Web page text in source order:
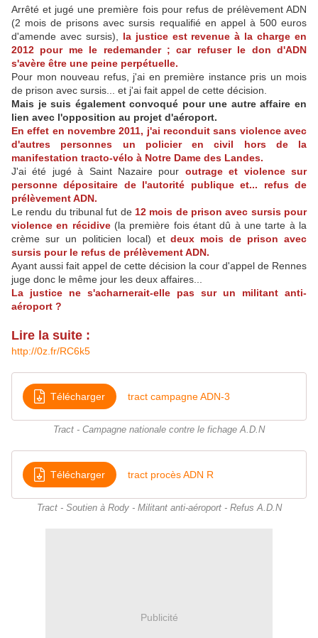
Arrêté et jugé une première fois pour refus de prélèvement ADN
(2 mois de prisons avec sursis requalifié en appel à 500 euros
d'amende avec sursis), la justice est revenue à la charge en
2012 pour me le redemander ; car refuser le don d'ADN
s'avère être une peine perpétuelle.
Pour mon nouveau refus, j'ai en première instance pris un mois
de prison avec sursis... et j'ai fait appel de cette décision.
Mais je suis également convoqué pour une autre affaire en
lien avec l'opposition au projet d'aéroport.
En effet en novembre 2011, j'ai reconduit sans violence avec
d'autres personnes un policier en civil hors de la
manifestation tracto-vélo à Notre Dame des Landes.
J'ai été jugé à Saint Nazaire pour outrage et violence sur
personne dépositaire de l'autorité publique et... refus de
prélèvement ADN.
Le rendu du tribunal fut de 12 mois de prison avec sursis pour
violence en récidive(la première fois étant dû à une tarte à la
crème sur un politicien local) etdeux mois de prison avec
sursis pour le refus de prélèvement ADN.
Ayant aussi fait appel de cette décision la cour d'appel de Rennes
juge donc le même jour les deux affaires...
La justice ne s'acharnerait-elle pas sur un militant anti-
aéroport ?
Lire la suite :
http://0z.fr/RC6k5
Télécharger tract campagne ADN-3
Tract - Campagne nationale contre le fichage A.D.N
Télécharger tract procès ADN R
Tract - Soutien à Rody - Militant anti-aéroport - Refus A.D.N
Publicité